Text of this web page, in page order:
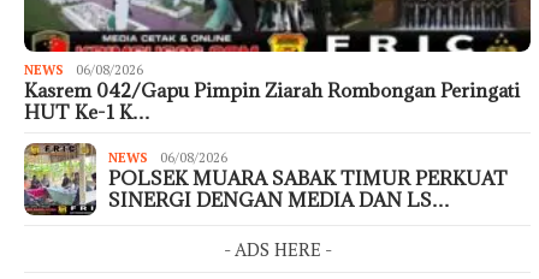
NEWS 06/08/2026
Kasrem 042/Gapu Pimpin Ziarah Rombongan Peringati
HUT Ke-1 K…
NEWS 06/08/2026
POLSEK MUARA SABAK TIMUR PERKUAT
SINERGI DENGAN MEDIA DAN LS…
- ADS HERE -